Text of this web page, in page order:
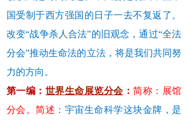
国受制于西方强国的日子一去不复返了。
改变“战争杀人合法”的旧观念，通过“全法
分会”推动生命法的立法，将是我们共同努
力的方向。
第一编： 世界生命展览分会：简称：展馆
分会。简述 ：宇宙生命科学这块金牌，是